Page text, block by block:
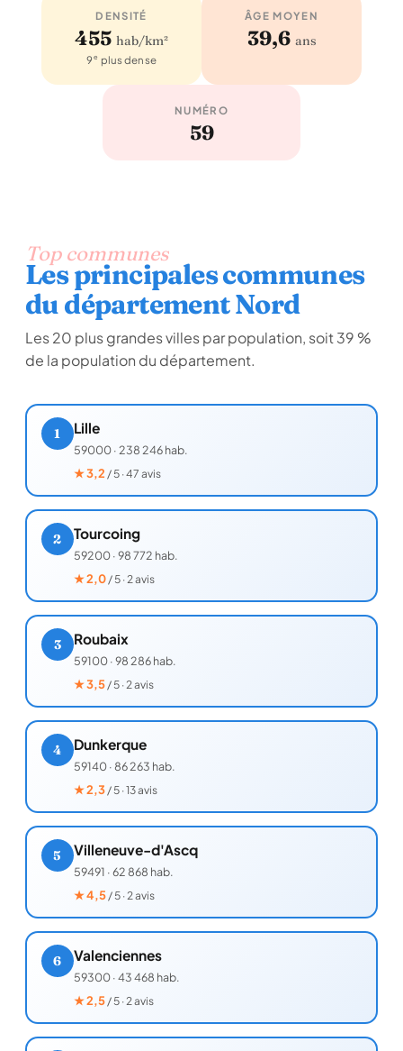
DENSITÉ
455 hab/km²
9 e plus dense
ÂGE MOYEN
39,6 ans
NUMÉRO
59
Top communes
Les principales communes
du département Nord
Les 20 plus grandes villes par population, soit 39 %
de la population du département.
1 Lille
59000·238 246 hab.
★3,2 / 5 · 47 avis
2 Tourcoing
59200·98 772 hab.
★2,0/ 5 · 2 avis
3 Roubaix
59100·98 286 hab.
★3,5/ 5 · 2 avis
4 Dunkerque
59140·86 263 hab.
★2,3/ 5 · 13 avis
5 Villeneuve-d'Ascq
59491 ·62 868 hab.
★4,5/ 5 · 2 avis
6 Valenciennes
59300·43 468 hab.
★2,5/ 5 · 2 avis